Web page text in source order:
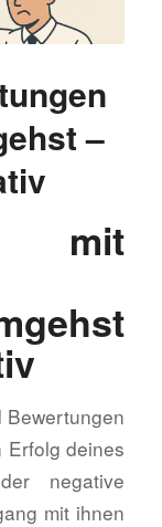
–
Bewertungen
Erfolg deines
negative
mit ihnen